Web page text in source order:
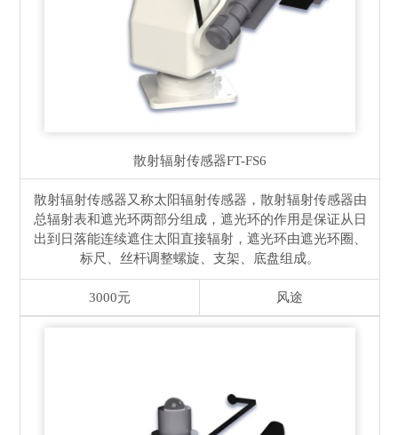
散射辐射传感器FT-FS6
散射辐射传感器又称太阳辐射传感器，散射辐射传感器由
总辐射表和遮光环两部分组成，遮光环的作用是保证从日
出到日落能连续遮住太阳直接辐射，遮光环由遮光环圈、
标尺、丝杆调整螺旋、支架、底盘组成。
3000元 风途